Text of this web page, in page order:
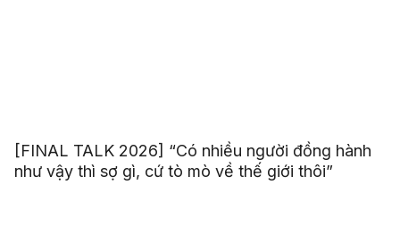
[FINAL TALK 2026] “Có nhiều người đồng hành
như vậy thì sợ gì, cứ tò mò về thế giới thôi”